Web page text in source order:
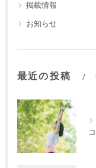
掲載情報
お知らせ
最近の投稿